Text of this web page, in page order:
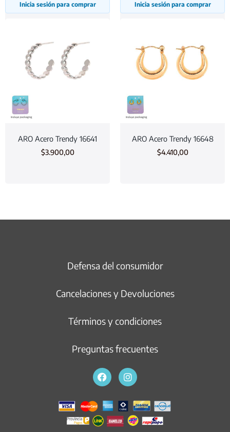
Inicia sesión para comprar
ARO Acero Trendy 16641
$3.900,00
Inicia sesión para comprar
ARO Acero Trendy 16648
$4.410,00
Defensa del consumidor
Cancelaciones y Devoluciones
Términos y condiciones
Preguntas frecuentes